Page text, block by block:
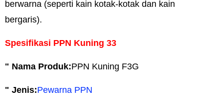
berwarna (seperti kain kotak-kotak dan kain
bergaris).
Spesifikasi PPN Kuning 33
" Nama Produk:PPN Kuning F3G
" Jenis:Pewarna PPN